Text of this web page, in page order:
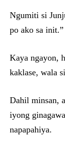
Ngumiti si
po ako sa init.”
Kaya ngayon,
kaklase, wala
Dahil minsan,
iyong
napapahiya.